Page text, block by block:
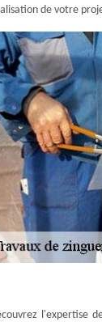
de votre
l'expertise